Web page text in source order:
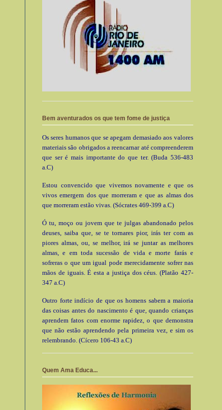
Bem aventurados os que tem fome de justiça
Os seres humanos que se apegam demasiado aos valores
materiais são obrigados a reencarnar até compreenderem
que ser é mais importante do que ter. (Buda 536-483
a.C)
Estou convencido que vivemos novamente e que os
vivos emergem dos que morreram e que as almas dos
que morreram estão vivas. (Sócrates 469-399 a.C)
Ó tu, moço ou jovem que te julgas abandonado pelos
deuses, saiba que, se te tornares pior, irás ter com as
piores almas, ou, se melhor, irá se juntar as melhores
almas, e em toda sucessão de vida e morte farás e
sofreras o que um igual pode merecidamente sofrer nas
mãos de iguais. É esta a justiça dos céus. (Platão 427-
347 a.C)
Outro forte indício de que os homens sabem a maioria
das coisas antes do nascimento é que, quando crianças
aprendem fatos com enorme rapidez, o que demonstra
que não estão aprendendo pela primeira vez, e sim os
relembrando. (Cícero 106-43 a.C)
Quem Ama Educa...